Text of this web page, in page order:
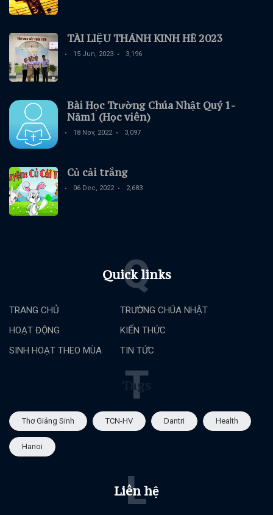
TÀI LIỆU THÁNH KINH HÈ 2023
15 Jun, 2023 3,196
Bài Học Trường Chúa Nhật Quý 1-
Năm1 (Học viên)
18 Nov, 2022 3,097
Củ cải trắng
06 Dec, 2022 2,683
Quick links
Q
TRANG CHỦ
HOẠT ĐỘNG
SINH HOẠT THEO MÙA
TRƯỜNG CHÚA NHẬT
KIẾN THỨC
TIN TỨC
Tags
T
Thơ Giáng Sinh TCN-HV Dantri Health
Hanoi
Liên hệ
L